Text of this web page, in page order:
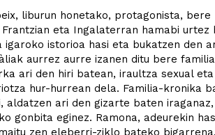
liburun honetako, protagonista, bere
eta Ingalaterran hamabi urtez
igaroko istorioa hasi eta bukatzen den
aurrez aurre izanen ditu bere
ari den hiri batean, iraultza sexual
hur-hurrean dela. Familia-kronika
aldatzen ari den gizarte baten
gonbita eginez. Ramona, adeurekin
zen eleberri-ziklo bateko